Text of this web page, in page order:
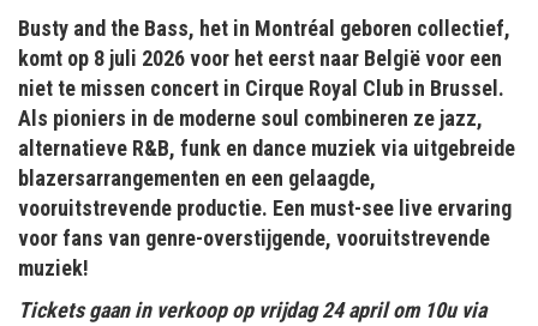
Busty and the Bass, het in Montréal geboren collectief,
komt op 8 juli 2026 voor het eerst naar België voor een
niet te missen concert in Cirque Royal Club in Brussel.
Als pioniers in de moderne soul combineren ze jazz,
alternatieve R&B, funk en dance muziek via uitgebreide
blazersarrangementen en een gelaagde,
vooruitstrevende productie. Een must-see live ervaring
voor fans van genre-overstijgende, vooruitstrevende
muziek!
Tickets gaan in verkoop op vrijdag 24 april om 10u via